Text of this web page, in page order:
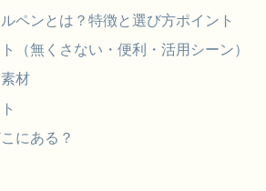
ペンとは？特徴と選び方ポイント
（無くさない・便利・活用シーン）
材
にある？